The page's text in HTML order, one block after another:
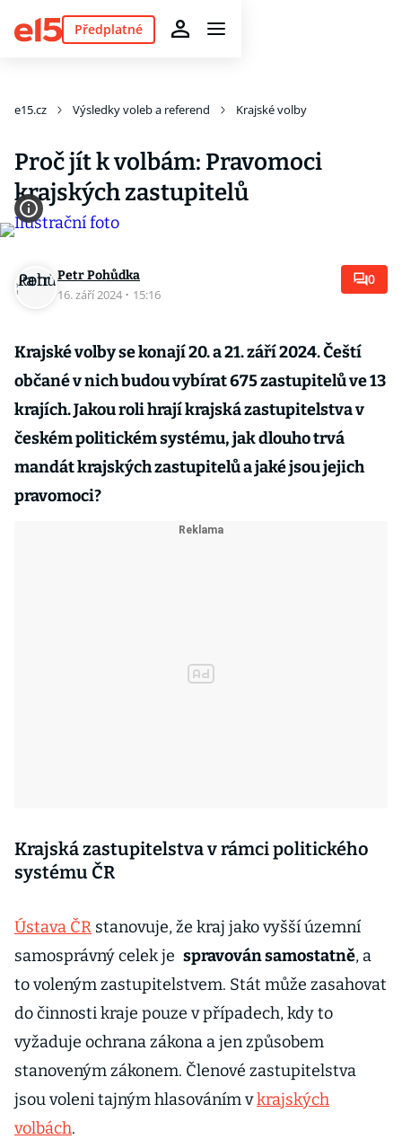
Předplatné
e15.cz Výsledky voleb a referend Krajské volby
Proč jít k volbám: Pravomoci
krajských zastupitelů
Petr Pohůdka
16. září 2024 · 15:16
0
Krajské volby se konají 20. a 21. září 2024. Čeští
občané v nich budou vybírat 675 zastupitelů ve 13
krajích. Jakou roli hrají krajská zastupitelstva v
českém politickém systému, jak dlouho trvá
mandát krajských zastupitelů a jaké jsou jejich
pravomoci?
Krajská zastupitelstva v rámci politického
systému ČR
Ústava ČR stanovuje, že kraj jako vyšší územní
samosprávný celek je spravován samostatně, a
to voleným zastupitelstvem. Stát může zasahovat
do činnosti kraje pouze v případech, kdy to
vyžaduje ochrana zákona a jen způsobem
stanoveným zákonem. Členové zastupitelstva
jsou voleni tajným hlasováním vkrajských
volbách.